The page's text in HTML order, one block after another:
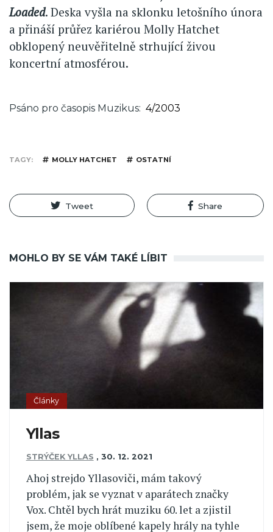
Loaded. Deska vyšla na sklonku letošního února
a přináší průřez kariérou Molly Hatchet
obklopený neuvěřitelně strhující živou
koncertní atmosférou.
Psáno pro časopis Muzikus 4/2003
TAGY MOLLY HATCHET OSTATNÍ
Tweet Share
MOHLO BY SE VÁM TAKÉ LÍBIT
Články
Yllas
STRÝČEK YLLAS , 30. 12. 2021
Ahoj strejdo Yllasoviči, mám takový
problém, jak se vyznat v aparátech značky
Vox. Chtěl bych hrát muziku 60. let a zjistil
jsem, že moje oblíbené kapely hrály na tyhle